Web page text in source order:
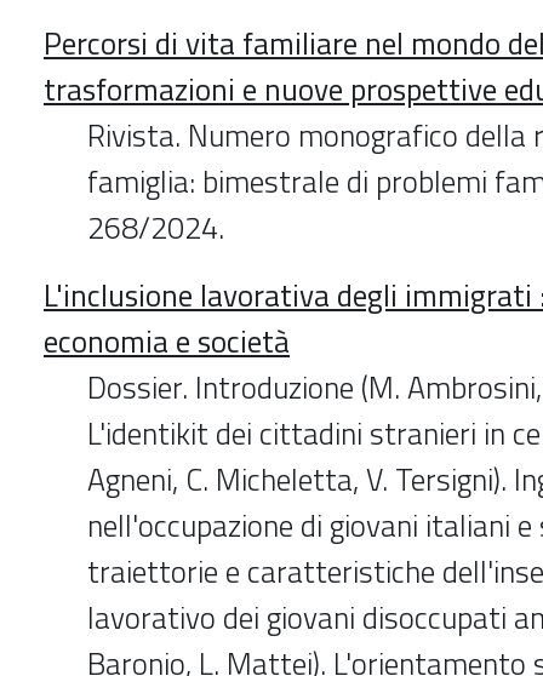
Percorsi di vita familiare nel mondo
trasformazioni e nuove prospettive
Rivista. Numero monografico della
famiglia: bimestrale di problemi
268/2024.
L'inclusione lavorativa degli
economia e società
Dossier. Introduzione (M.
L'identikit dei cittadini stranieri in
Agneni, C. Micheletta, V. Tersigni).
nell'occupazione di giovani italiani
traiettorie e caratteristiche
lavorativo dei giovani disoccupati
Baronio, L. Mattei).